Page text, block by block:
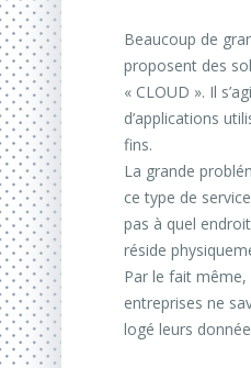
Beaucoup de
proposent des
« CLOUD ». Il
d’applications
fins.
La grande
ce type de
pas à quel
réside
Par le fait même,
entreprises ne
logé leurs